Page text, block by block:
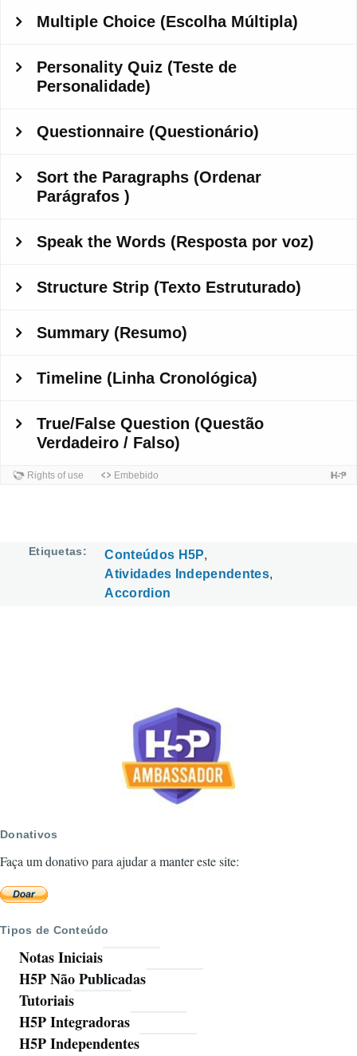
Etiquetas
Conteúdos H5P
Atividades Independentes
Accordion
Donativos
Faça um donativo para ajudar a manter este site:
Tipos de Conteúdo
Notas Iniciais
H5P Não Publicadas
Tutoriais
H5P Integradoras
H5P Independentes